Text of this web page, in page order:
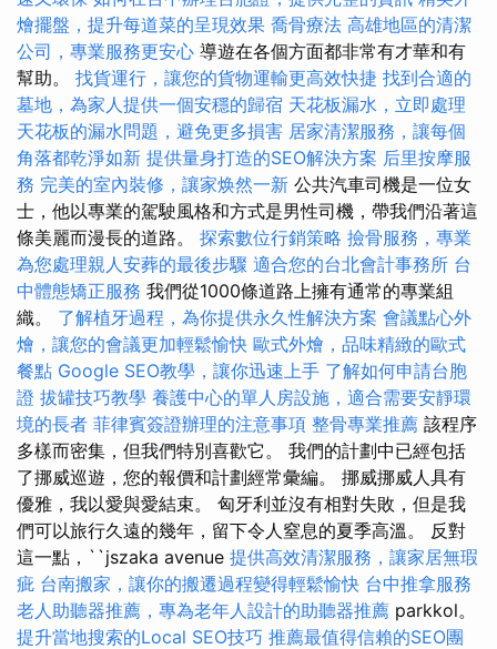
燴擺盤，提升每道菜的呈現效果 喬骨療法 高雄地區的清潔
公司，專業服務更安心 導遊在各個方面都非常有才華和有
幫助。 找貨運行，讓您的貨物運輸更高效快捷 找到合適的
墓地，為家人提供一個安穩的歸宿 天花板漏水，立即處理
天花板的漏水問題，避免更多損害 居家清潔服務，讓每個
角落都乾淨如新 提供量身打造的SEO解決方案 后里按摩服
務 完美的室內裝修，讓家焕然一新 公共汽車司機是一位女
士，他以專業的駕駛風格和方式是男性司機，帶我們沿著這
條美麗而漫長的道路。 探索數位行銷策略 撿骨服務，專業
為您處理親人安葬的最後步驟 適合您的台北會計事務所 台
中體態矯正服務 我們從1000條道路上擁有通常的專業組
織。 了解植牙過程，為你提供永久性解決方案 會議點心外
燴，讓您的會議更加輕鬆愉快 歐式外燴，品味精緻的歐式
餐點 Google SEO教學，讓你迅速上手 了解如何申請台胞
證 拔罐技巧教學 養護中心的單人房設施，適合需要安靜環
境的長者 菲律賓簽證辦理的注意事項 整骨專業推薦 該程序
多樣而密集，但我們特別喜歡它。 我們的計劃中已經包括
了挪威巡遊，您的報價和計劃經常彙編。 挪威挪威人具有
優雅，我以愛與愛結束。 匈牙利並沒有相對失敗，但是我
們可以旅行久遠的幾年，留下令人窒息的夏季高溫。 反對
這一點，``jszaka avenue 提供高效清潔服務，讓家居無瑕
疵 台南搬家，讓你的搬遷過程變得輕鬆愉快 台中推拿服務
老人助聽器推薦，專為老年人設計的助聽器推薦 parkkol。
提升當地搜索的Local SEO技巧 推薦最值得信賴的SEO團